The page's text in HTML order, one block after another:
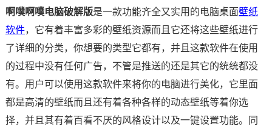
啊噗啊噗电脑破解版是一款功能齐全又实用的电脑桌面壁纸
软件，它有着丰富多彩的壁纸资源而且它还将这些壁纸进行
了详细的分类，你想要的类型它都有，并且这款软件在使用
的过程中没有任何广告，不管是推送的还是其它的统统都没
有。用户可以使用这款软件来将你的电脑进行美化，它里面
都是高清的壁纸而且还有着各种各样的动态壁纸等着你选
择，并且其有着百看不厌的风格设计以及一键设置功能。同